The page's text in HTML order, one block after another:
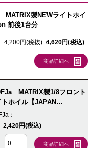
MATRIX製NEWライトホイ
前後1台分
4,200円(税抜) 4,620円(税込)
商品詳細へ
MATRIX製1/8フロント
トホイル【JAPAN
】：
2,420円(税込)
商品詳細へ